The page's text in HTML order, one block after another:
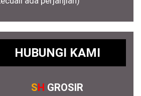
HUBUNGI KAMI
SH GROSIR